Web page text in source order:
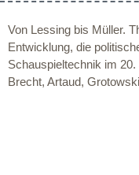
Von Lessing bis Müller.
Entwicklung, die
Schauspieltechnik im
Brecht, Artaud,